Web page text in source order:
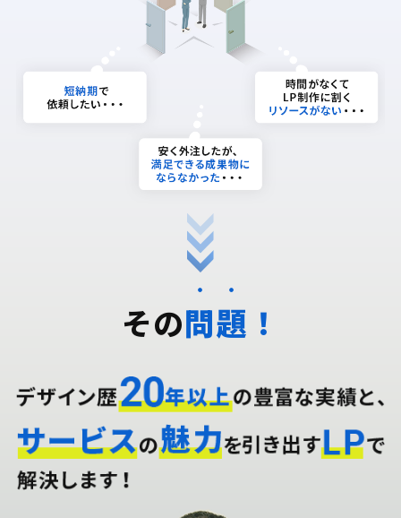
その問
・
題
・
！